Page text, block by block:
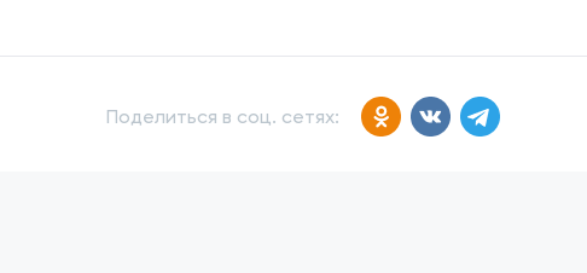
Поделиться в соц. сетях: